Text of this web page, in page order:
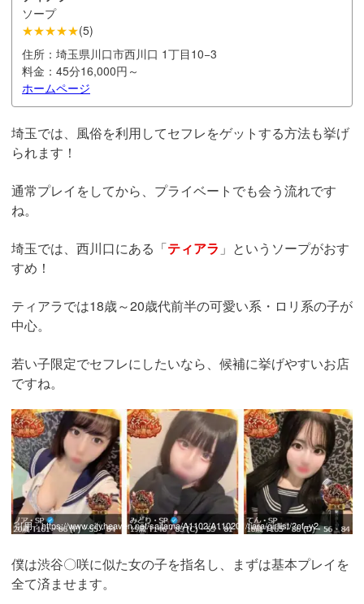
ソープ
★★★★★(5)
住所： 埼玉県川口市西川口 1丁目10−3
料金： 45分16,000円～
ホームページ
埼玉では、風俗を利用してセフレをゲットする方法も挙げ
られます！
通常プレイをしてから、プライベートでも会う流れです
ね。
埼玉では、西川口にある「ティアラ 」というソープがおす
すめ！
ティアラでは18歳～20歳代前半の可愛い系・ロリ系の子が
中心。
若い子限定でセフレにしたいなら、候補に挙げやすいお店
ですね。
引用：https://www.cityheaven.net/saitama/A1102/A110201/tiara/girllist/?of=y2
僕は渋谷〇咲に似た女の子を指名し、まずは基本プレイを
全て済ませます。